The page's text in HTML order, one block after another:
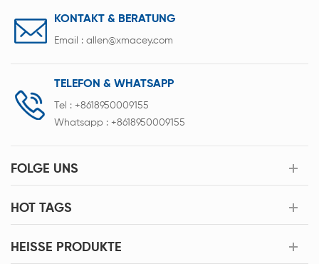
KONTAKT & BERATUNG
Email : allen@xmacey.com
TELEFON & WHATSAPP
Tel : +8618950009155
Whatsapp : +8618950009155
FOLGE UNS
HOT TAGS
HEISSE PRODUKTE